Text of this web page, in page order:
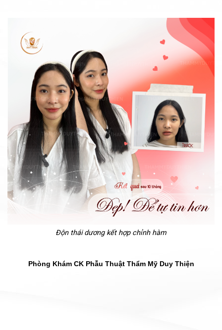
Độn thái dương kết hợp chỉnh hàm
Phòng Khám CK Phẫu Thuật Thẩm Mỹ Duy Thiện